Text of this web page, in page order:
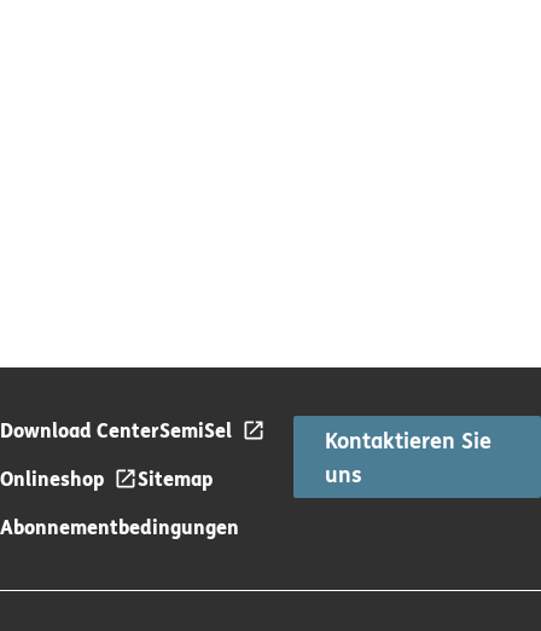
Download CenterSemiSel
Onlineshop
Sitemap
Abonnementbedingungen
Kontaktieren Sie
uns